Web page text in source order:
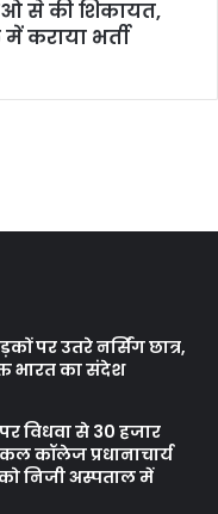
पर उतरे नर्सिंग छात्र,
भारत का संदेश
विधवा से 30 हजार
कॉलेज प्रधानाचार्य
निजी अस्पताल में